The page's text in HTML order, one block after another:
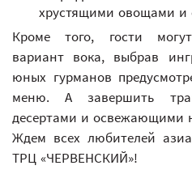
хрустящими овощами и
Кроме того, гости
вариант вока, выбрав
юных гурманов
меню. А завершить
десертами и освежающими
Ждем всех любителей
ТРЦ «ЧЕРВЕНСКИЙ»!